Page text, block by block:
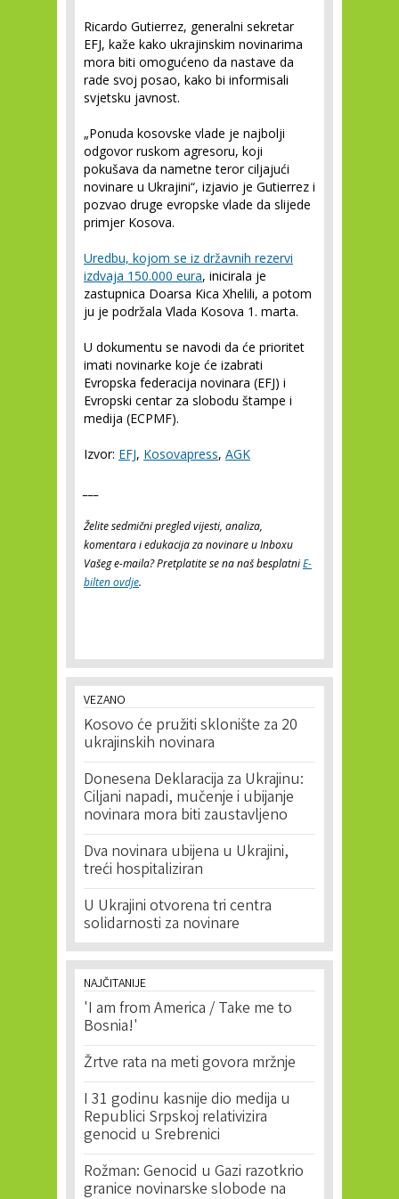
Ricardo Gutierrez, generalni sekretar
EFJ, kaže kako ukrajinskim novinarima
mora biti omogućeno da nastave da
rade svoj posao, kako bi informisali
svjetsku javnost.
„Ponuda kosovske vlade je najbolji
odgovor ruskom agresoru, koji
pokušava da nametne teror ciljajući
novinare u Ukrajini“, izjavio je Gutierrez i
pozvao druge evropske vlade da slijede
primjer Kosova.
Uredbu, kojom se iz državnih rezervi
izdvaja 150.000 eura, inicirala je
zastupnica Doarsa Kica Xhelili, a potom
ju je podržala Vlada Kosova 1. marta.
U dokumentu se navodi da će prioritet
imati novinarke koje će izabrati
Evropska federacija novinara (EFJ) i
Evropski centar za slobodu štampe i
medija (ECPMF).
Izvor: EFJ, Kosovapress, AGK
Želite sedmični pregled vijesti, analiza,
komentara i edukacija za novinare u Inboxu
Vašeg e-maila? Pretplatite se na naš besplatniE-
bilten ovdje.
VEZANO
Kosovo će pružiti sklonište za 20
ukrajinskih novinara
Donesena Deklaracija za Ukrajinu:
Ciljani napadi, mučenje i ubijanje
novinara mora biti zaustavljeno
Dva novinara ubijena u Ukrajini,
treći hospitaliziran
U Ukrajini otvorena tri centra
solidarnosti za novinare
NAJČITANIJE
'I am from America / Take me to
Bosnia!'
Žrtve rata na meti govora mržnje
I 31 godinu kasnije dio medija u
Republici Srpskoj relativizira
genocid u Srebrenici
Rožman: Genocid u Gazi razotkrio
granice novinarske slobode na